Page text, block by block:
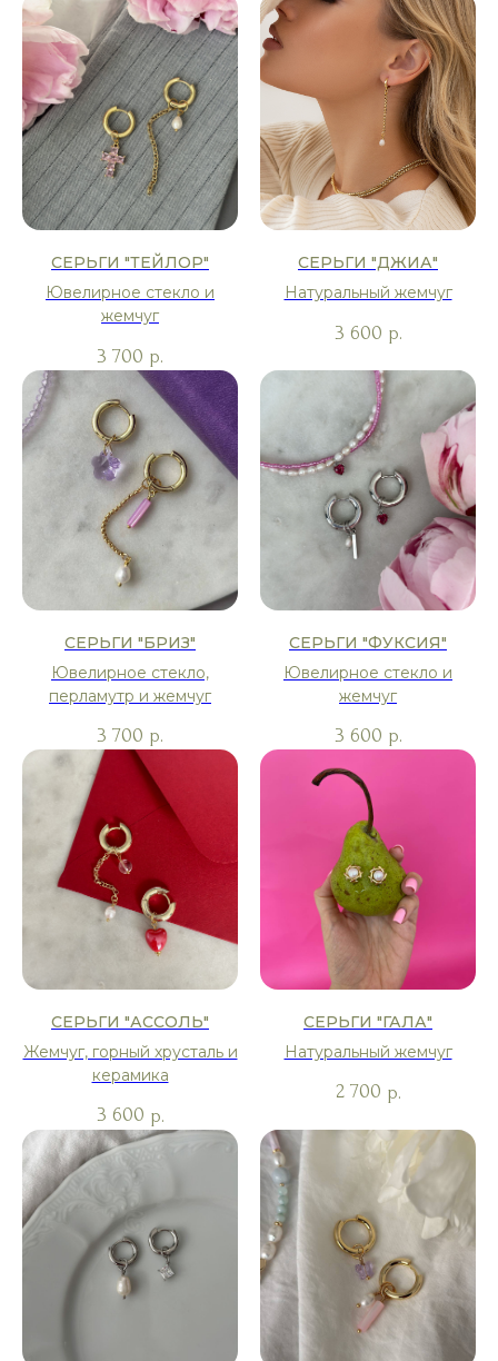
СЕРЬГИ "ТЕЙЛОР"
Ювелирное стекло и
жемчуг
3 700 р.
СЕРЬГИ "ДЖИА"
Натуральный жемчуг
3 600 р.
СЕРЬГИ "БРИЗ"
Ювелирное стекло,
перламутр и жемчуг
3 700 р.
СЕРЬГИ "ФУКСИЯ"
Ювелирное стекло и
жемчуг
3 600 р.
СЕРЬГИ "АССОЛЬ"
Жемчуг, горный хрусталь и
керамика
3 600 р.
СЕРЬГИ "ГАЛА"
Натуральный жемчуг
2 700 р.